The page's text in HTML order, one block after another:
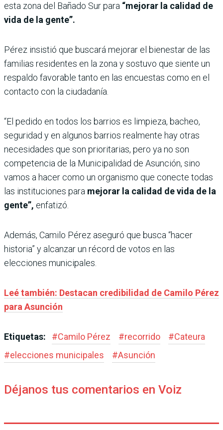
esta zona del Bañado Sur para “mejorar la calidad de
vida de la gente”.
Pérez insistió que buscará mejorar el bienestar de las
familias residentes en la zona y sostuvo que siente un
respaldo favorable tanto en las encuestas como en el
contacto con la ciudadanía.
“El pedido en todos los barrios es limpieza, bacheo,
seguridad y en algunos barrios realmente hay otras
necesidades que son prioritarias, pero ya no son
competencia de la Municipalidad de Asunción, sino
vamos a hacer como un organismo que conecte todas
las instituciones para mejorar la calidad de vida de la
gente”, enfatizó.
Además, Camilo Pérez aseguró que busca “hacer
historia” y alcanzar un récord de votos en las
elecciones municipales.
Leé también: Destacan credibilidad de Camilo Pérez
para Asunción
Etiquetas: #Camilo Pérez #recorrido #Cateura
#elecciones municipales #Asunción
Déjanos tus comentarios en Voiz